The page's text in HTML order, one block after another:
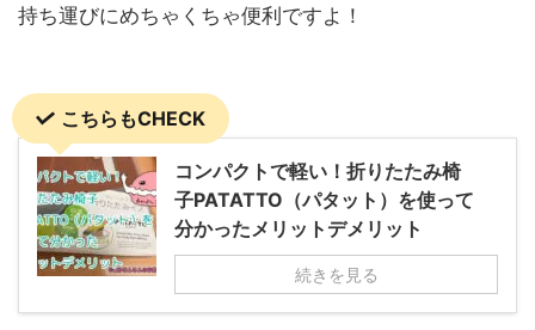
持ち運びにめちゃくちゃ便利ですよ！
こちらもCHECK
コンパクトで軽い！折りたたみ椅
子PATATTO（パタット）を使って
分かったメリットデメリット
続きを見る